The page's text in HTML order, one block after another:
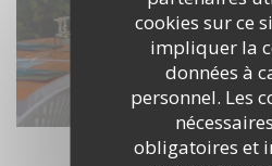
cookies sur ce
impliquer la
données à
personnel. Les
obligatoires et